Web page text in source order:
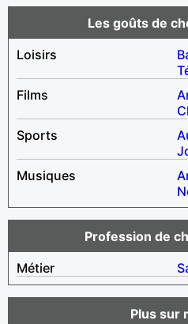
Les goûts de
Loisirs
Films
Sports
Musiques
Profession de
Métier
Plus sur